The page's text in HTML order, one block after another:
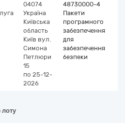
04074
Україна
Київська
область
Київ вул.
Симона
Петлюри
15
по 25-12-
2026
48730000-4
Пакети
програмного
забезпечення
для
забезпечення
безпеки
лоту